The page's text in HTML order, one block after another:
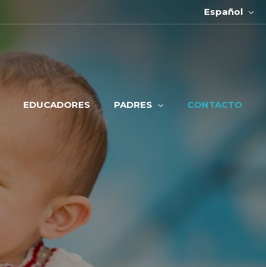
Español
EDUCADORES PADRES CONTACTO